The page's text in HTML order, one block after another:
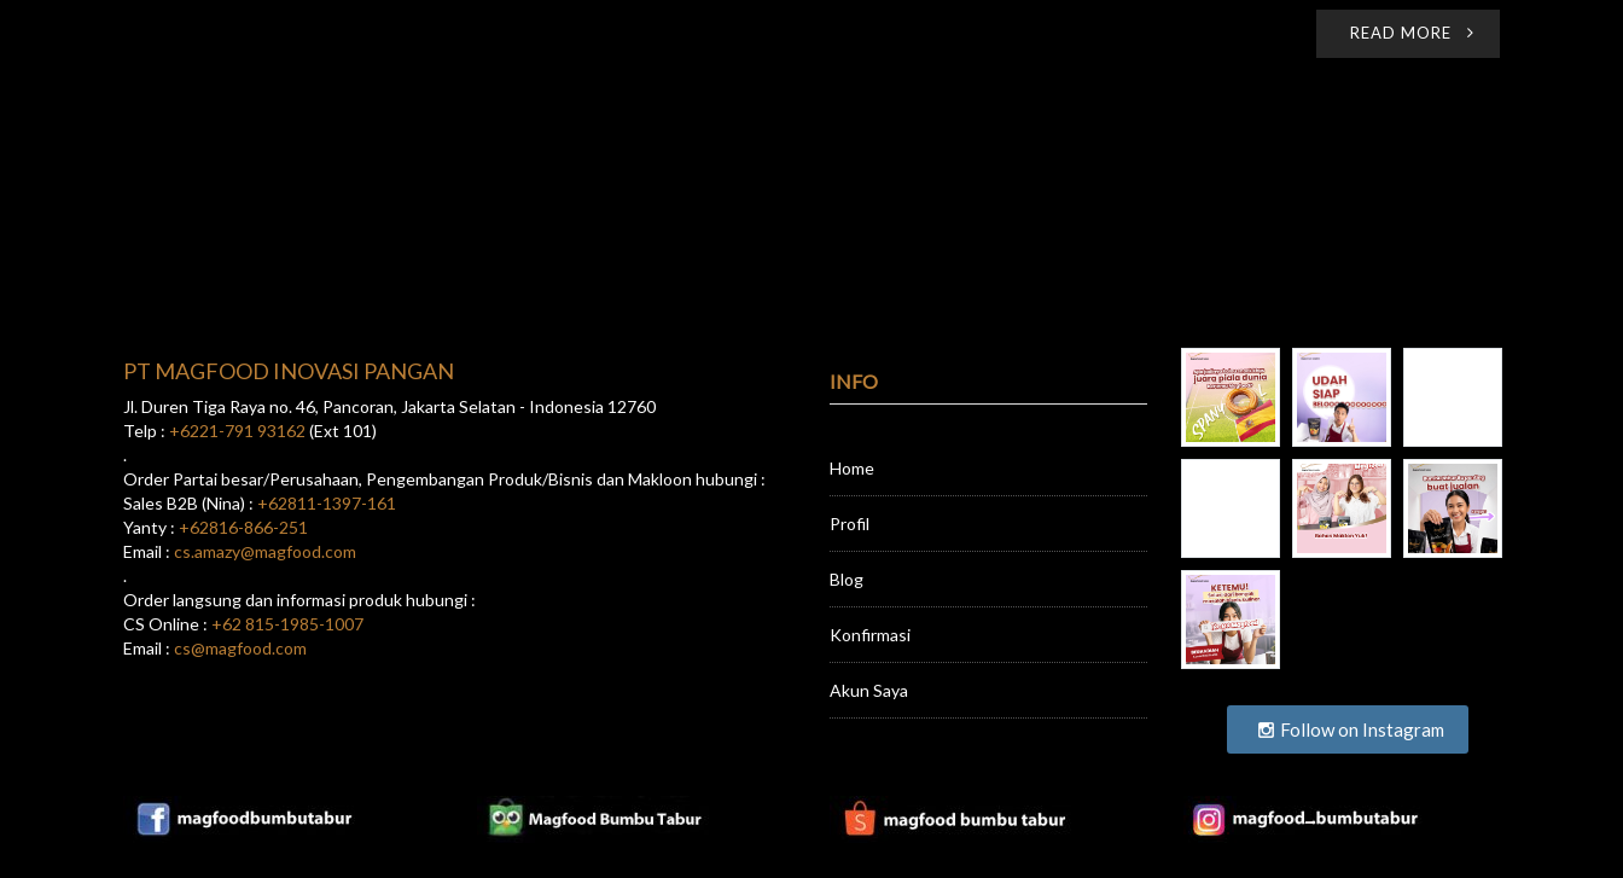
READ MORE
PT MAGFOOD INOVASI PANGAN
Jl. Duren Tiga Raya no. 46, Pancoran, Jakarta Selatan - Indonesia 12760
Telp : +6221-791 93162 (Ext 101)
.
Order Partai besar/Perusahaan, Pengembangan Produk/Bisnis dan Makloon hubungi :
Sales B2B (Nina) : +62811-1397-161
Yanty : +62816-866-251
Email : cs.amazy@magfood.com
.
Order langsung dan informasi produk hubungi :
CS Online : +62 815-1985-1007
Email : cs@magfood.com
INFO
Home
Profil
Blog
Konfirmasi
Akun Saya
Follow on Instagram